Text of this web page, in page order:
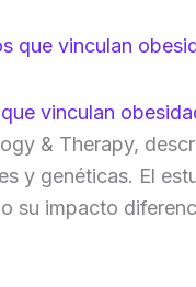
vinculan
& Therapy,
y genéticas. El
su impacto